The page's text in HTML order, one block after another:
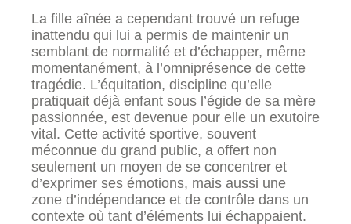
La fille aînée a cependant trouvé un refuge
inattendu qui lui a permis de maintenir un
semblant de normalité et d’échapper, même
momentanément, à l’omniprésence de cette
tragédie. L’équitation, discipline qu’elle
pratiquait déjà enfant sous l’égide de sa mère
passionnée, est devenue pour elle un exutoire
vital. Cette activité sportive, souvent
méconnue du grand public, a offert non
seulement un moyen de se concentrer et
d’exprimer ses émotions, mais aussi une
zone d’indépendance et de contrôle dans un
contexte où tant d’éléments lui échappaient.